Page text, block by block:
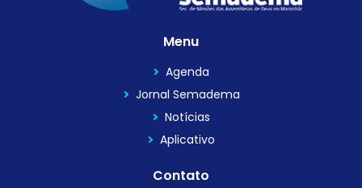
Menu
Agenda
Jornal Semadema
Notícias
Aplicativo
Contato